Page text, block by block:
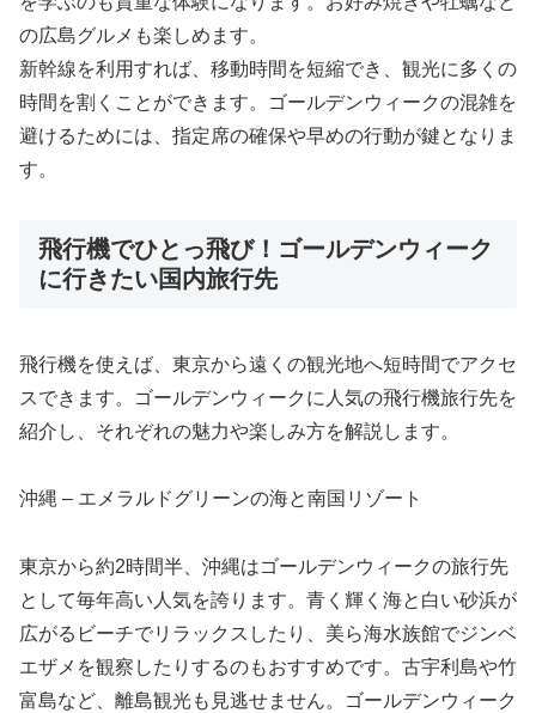
の広島グルメも楽しめます。
新幹線を利用すれば、移動時間を短縮でき、観光に多くの
時間を割くことができます。ゴールデンウィークの混雑を
避けるためには、指定席の確保や早めの行動が鍵となりま
す。
飛行機でひとっ飛び！ゴールデンウィーク
に行きたい国内旅行先
飛行機を使えば、東京から遠くの観光地へ短時間でアクセ
スできます。ゴールデンウィークに人気の飛行機旅行先を
紹介し、それぞれの魅力や楽しみ方を解説します。
沖縄 – エメラルドグリーンの海と南国リゾート
東京から約2時間半、沖縄はゴールデンウィークの旅行先
として毎年高い人気を誇ります。青く輝く海と白い砂浜が
広がるビーチでリラックスしたり、美ら海水族館でジンベ
エザメを観察したりするのもおすすめです。古宇利島や竹
富島など、離島観光も見逃せません。ゴールデンウィーク